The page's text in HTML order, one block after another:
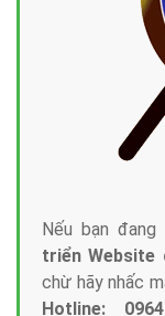
Nếu bạn
triển Website
chừ hãy nhấc
Hotline: